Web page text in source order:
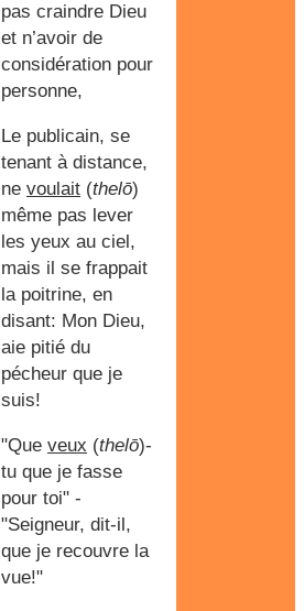
pas craindre Dieu
et n’avoir de
considération pour
personne,
Le publicain, se
tenant à distance,
ne voulait (thelō)
même pas lever
les yeux au ciel,
mais il se frappait
la poitrine, en
disant: Mon Dieu,
aie pitié du
pécheur que je
suis!
"Que veux (thelō)-
tu que je fasse
pour toi" -
"Seigneur, dit-il,
que je recouvre la
vue!"